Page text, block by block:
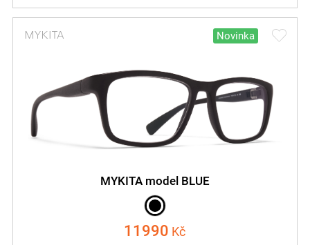
Novinka
MYKITA model BLUE
11990 Kč